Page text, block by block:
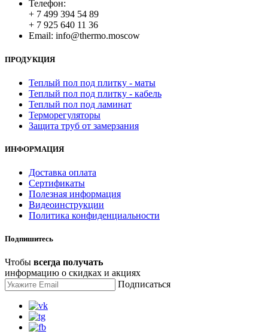
Телефон:
+ 7 499 394 54 89
+ 7 925 640 11 36
Email: info@thermo.moscow
ПРОДУКЦИЯ
Теплый пол под плитку - маты
Теплый пол под плитку - кабель
Теплый пол под ламинат
Терморегуляторы
Защита труб от замерзания
ИНФОРМАЦИЯ
Доставка оплата
Сертификаты
Полезная информация
Видеоинструкции
Политика конфиденциальности
Подпишитесь
Чтобы всегда получать
информацию о скидках и акциях
Подписаться